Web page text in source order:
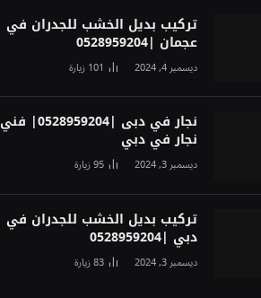
تركيب بديل الخشب للجدران في
عجمان |0528959204
ديسمبر 4, 2024 101زيارة
نجار في دبى |0528959204| فني
نجار في دبي
ديسمبر 3, 2024 95زيارة
تركيب بديل الخشب للجدران في
دبي |0528959204
ديسمبر 3, 2024 83زيارة